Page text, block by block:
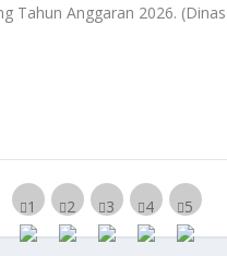
Tahun Anggaran 2026. (Dinas